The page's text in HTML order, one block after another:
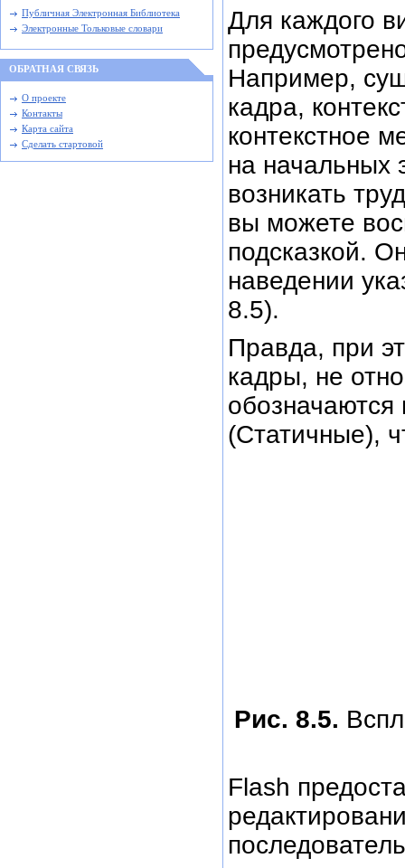
Публичная Электронная Библиотека
Электронные Тольковые словари
ОБРАТНАЯ СВЯЗЬ
О проекте
Контакты
Карта сайта
Сделать стартовой
Для каждого
Например,
кадра,
контекстное
на начальных
возникать
вы можете
подсказкой.
наведении
8.5).
Правда, при
кадры, не
обозначаются
(Статичные),
Рис. 8.5.
Flash